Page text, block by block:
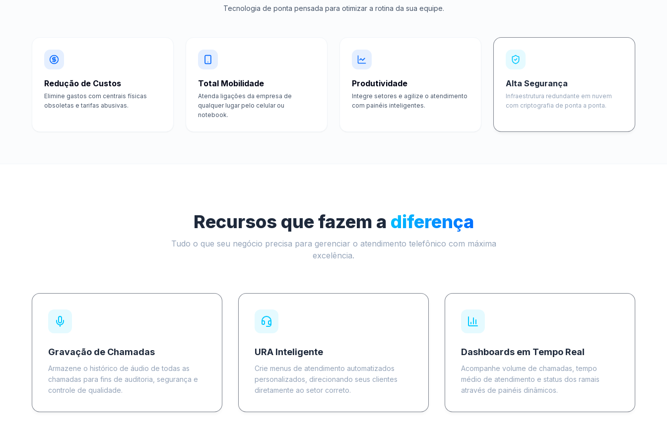
Tecnologia de ponta pensada para otimizar a rotina da sua equipe.
Redução de Custos
Elimine gastos com centrais físicas
obsoletas e tarifas abusivas.
Total Mobilidade
Atenda ligações da empresa de
qualquer lugar pelo celular ou
notebook.
Produtividade
Integre setores e agilize o atendimento
com painéis inteligentes.
Alta Segurança
Infraestrutura redundante em nuvem
com criptografia de ponta a ponta.
Recursos que fazem a diferença
Tudo o que seu negócio precisa para gerenciar o atendimento telefônico com máxima
excelência.
Gravação de Chamadas
Armazene o histórico de áudio de todas as
chamadas para fins de auditoria, segurança e
controle de qualidade.
URA Inteligente
Crie menus de atendimento automatizados
personalizados, direcionando seus clientes
diretamente ao setor correto.
Dashboards em Tempo Real
Acompanhe volume de chamadas, tempo
médio de atendimento e status dos ramais
através de painéis dinâmicos.